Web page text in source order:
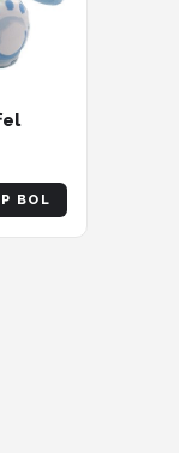
BOL